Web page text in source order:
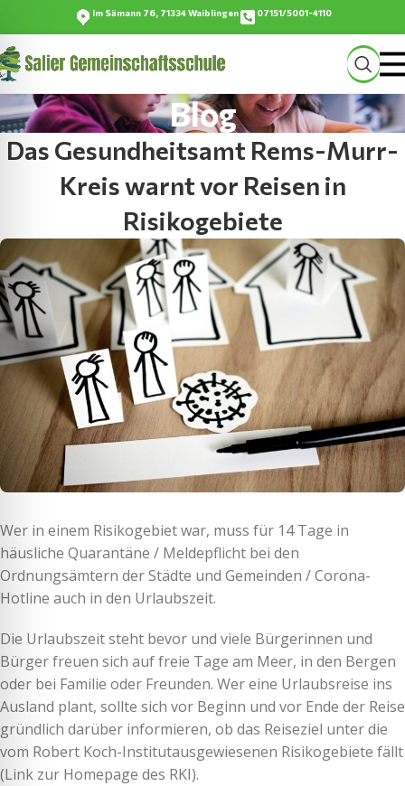
Im Sämann 76, 71334 Waiblingen 07151/5001-4110
Blog
Das Gesundheitsamt Rems-Murr-
Kreis warnt vor Reisen in
Risikogebiete
Wer in einem Risikogebiet war, muss für 14 Tage in
häusliche Quarantäne / Meldepflicht bei den
Ordnungsämtern der Städte und Gemeinden / Corona-
Hotline auch in den Urlaubszeit.
Die Urlaubszeit steht bevor und viele Bürgerinnen und
Bürger freuen sich auf freie Tage am Meer, in den Bergen
oder bei Familie oder Freunden. Wer eine Urlaubsreise ins
Ausland plant, sollte sich vor Beginn und vor Ende der Reise
gründlich darüber informieren, ob das Reiseziel unter die
vom Robert Koch-Institutausgewiesenen Risikogebiete fällt
(Link zur Homepage des RKI).